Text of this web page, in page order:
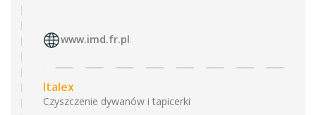
www.imd.fr.pl
Italex
Czyszczenie dywanów i tapicerki